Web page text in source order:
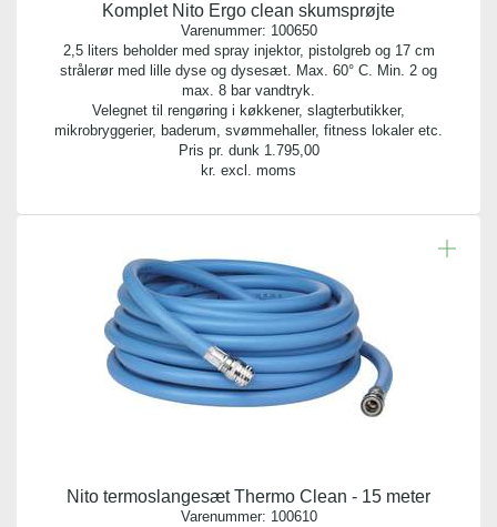
Komplet Nito Ergo clean skumsprøjte
Varenummer: 100650
2,5 liters beholder med spray injektor, pistolgreb og 17 cm
strålerør med lille dyse og dysesæt. Max. 60° C. Min. 2 og
max. 8 bar vandtryk.
Velegnet til rengøring i køkkener, slagterbutikker,
mikrobryggerier, baderum, svømmehaller, fitness lokaler etc.
Pris pr. dunk 1.795,00
kr. excl. moms
Nito termoslangesæt Thermo Clean - 15 meter
Varenummer: 100610